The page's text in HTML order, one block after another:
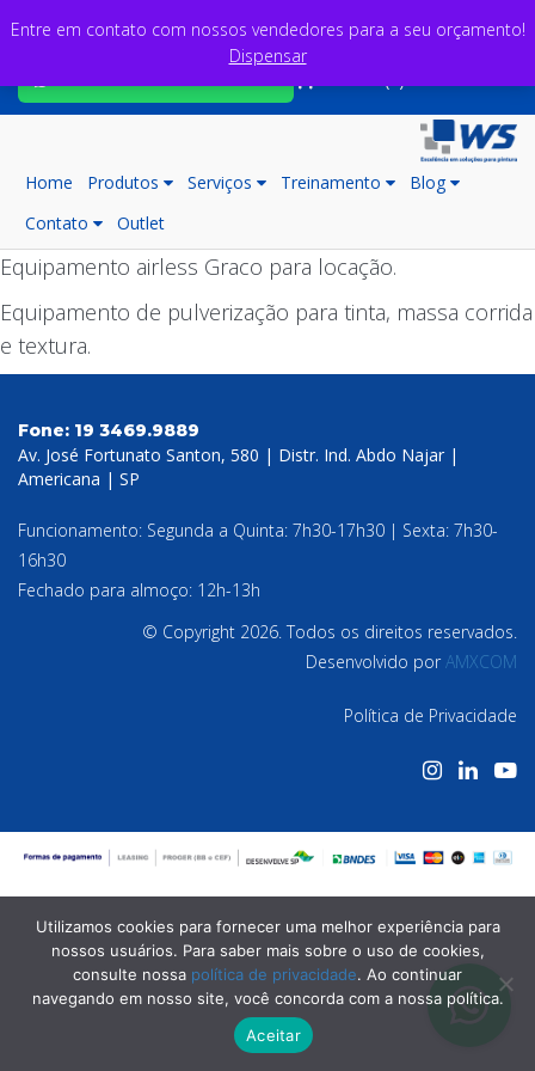
Home Produtos Serviços Treinamento
Blog
Contato
Outlet
Equipamento airless Graco para locação.
Equipamento de pulverização para tinta, massa corrida
e textura.
Fone: 19 3469.9889
Av. José Fortunato Santon, 580 | Distr. Ind. Abdo Najar |
Americana | SP
Funcionamento: Segunda a Quinta: 7h30-17h30 | Sexta: 7h30-
16h30
Fechado para almoço: 12h-13h
© Copyright 2026. Todos os direitos reservados.
Desenvolvido porAMXCOM
Política de Privacidade
Entre em contato com nossos vendedores para a seu orçamento!
Dispensar
Utilizamos cookies para fornecer uma melhor experiência para
nossos usuários. Para saber mais sobre o uso de cookies,
consulte nossa política de privacidade. Ao continuar
navegando em nosso site, você concorda com a nossa política.
Aceitar